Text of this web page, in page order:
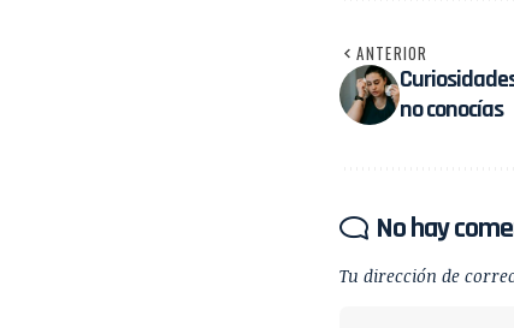
ANTERIOR
no conocías
No hay
Tu dirección de